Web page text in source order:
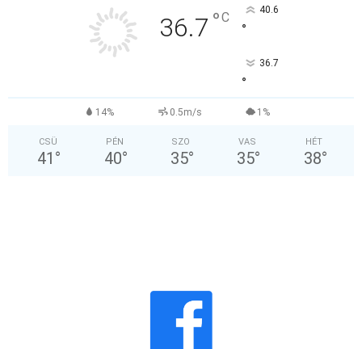
36.7 °C 40.6
°
36.7
°
14% 0.5m/s 1%
CSÜ
41 °
PÉN
40°
SZO
35°
VAS
35°
HÉT
38°